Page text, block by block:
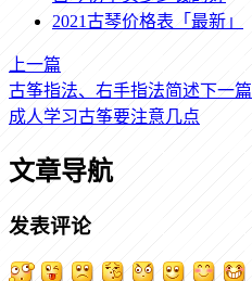
2021古琴价格表「最新」
上一篇
古筝指法、右手指法简述下一篇
成人学习古筝要注意几点
文章导航
发表评论